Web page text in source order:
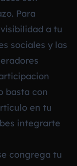
Para
a tu
sociales y las
basta con
en tu
integrarte
congrega tu